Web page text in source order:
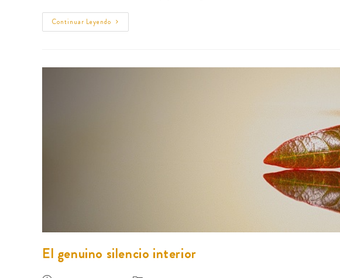
Continuar Leyendo
El genuino silencio interior